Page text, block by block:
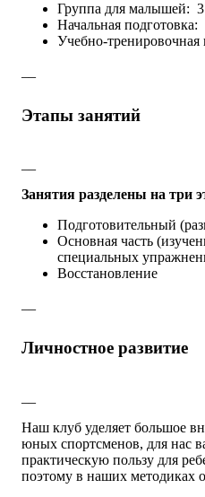
Группа для малышей:
Начальная подготовка:
Учебно-тренировочная
Этапы занятий
Занятия разделены на три
Подготовительный
Основная часть
специальных
Восстановление
Личностное развитие
Наш клуб уделяет большое
юных спортсменов, для нас
практическую пользу для
поэтому в наших методиках